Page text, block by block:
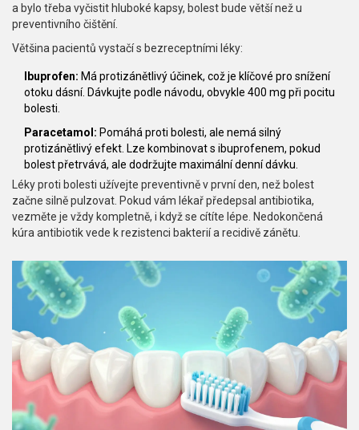
a bylo třeba vyčistit hluboké kapsy, bolest bude větší než u
preventivního čištění.
Většina pacientů vystačí s bezreceptními léky:
Ibuprofen: Má protizánětlivý účinek, což je klíčové pro snížení
otoku dásní. Dávkujte podle návodu, obvykle 400 mg při pocitu
bolesti.
Paracetamol: Pomáhá proti bolesti, ale nemá silný
protizánětlivý efekt. Lze kombinovat s ibuprofenem, pokud
bolest přetrvává, ale dodržujte maximální denní dávku.
Léky proti bolesti užívejte preventivně v první den, než bolest
začne silně pulzovat. Pokud vám lékař předepsal antibiotika,
vezměte je vždy kompletně, i když se cítíte lépe. Nedokončená
kúra antibiotik vede k rezistenci bakterií a recidivě zánětu.